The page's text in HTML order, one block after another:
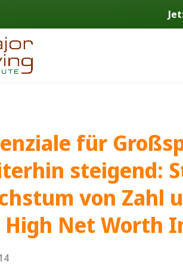
für
steigend:
von Zahl
High Net Worth